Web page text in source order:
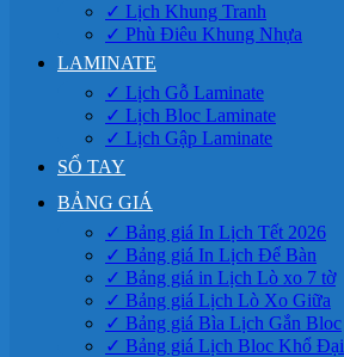
✓ Lịch Khung Tranh
✓ Phù Điêu Khung Nhựa
LAMINATE
✓ Lịch Gỗ Laminate
✓ Lịch Bloc Laminate
✓ Lịch Gập Laminate
SỔ TAY
BẢNG GIÁ
✓ Bảng giá In Lịch Tết 2026
✓ Bảng giá In Lịch Để Bàn
✓ Bảng giá in Lịch Lò xo 7 tờ
✓ Bảng giá Lịch Lò Xo Giữa
✓ Bảng giá Bìa Lịch Gắn Bloc
✓ Bảng giá Lịch Bloc Khổ Đại